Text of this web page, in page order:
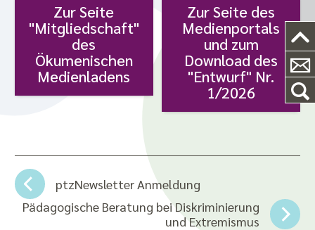
Zur Seite
"Mitgliedschaft"
des
Ökumenischen
Medienladens
Zur Seite des
Medienportals
und zum
Download des
"Entwurf" Nr.
1/2026
ptzNewsletter Anmeldung
Pädagogische Beratung bei Diskriminierung
und Extremismus